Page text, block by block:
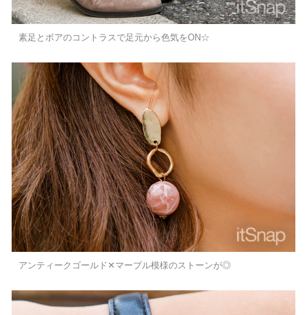
素足とボアのコントラスで足元から色気をON☆
アンティークゴールド✕マーブル模様のストーンが◎